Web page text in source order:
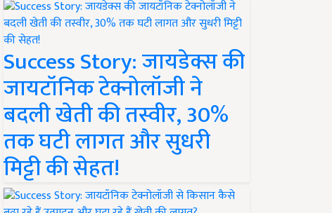
Success Story: जायडेक्स की
जायटॉनिक टेक्नोलॉजी ने
बदली खेती की तस्वीर, 30%
तक घटी लागत और सुधरी
मिट्टी की सेहत!